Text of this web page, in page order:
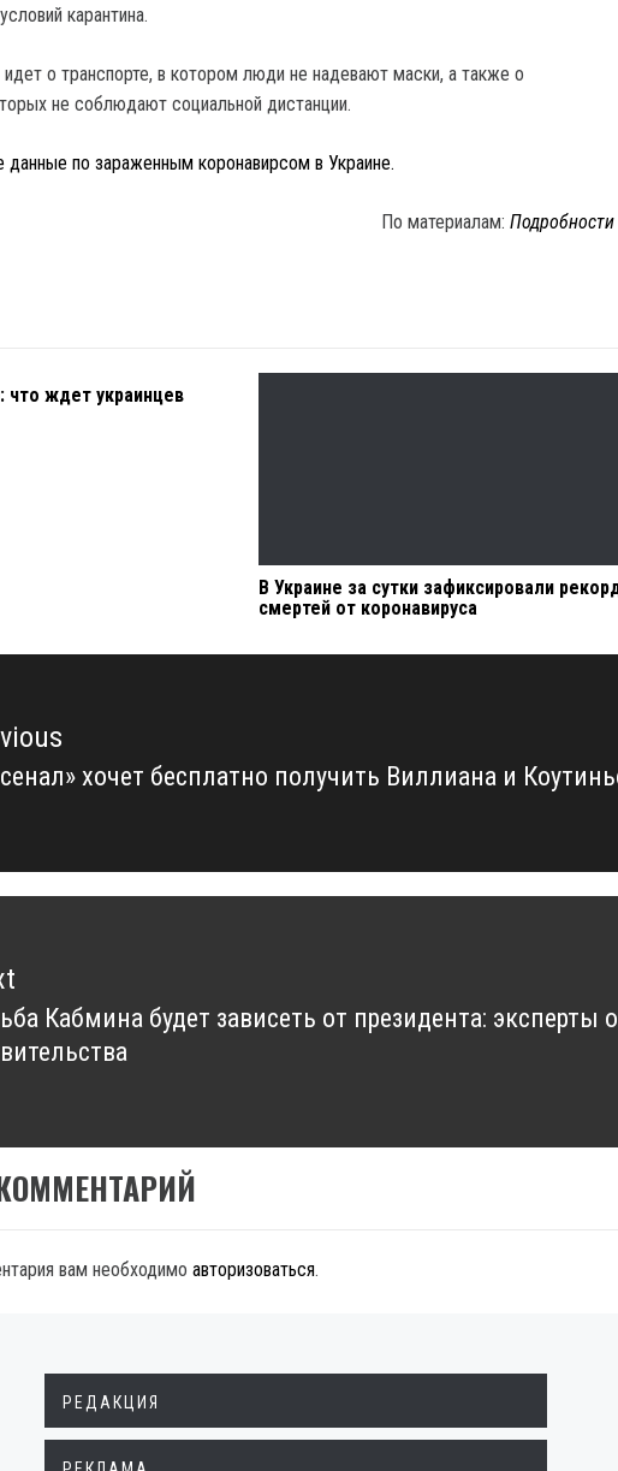
карантина.
о транспорте, в котором люди не надевают маски, а также о
не соблюдают социальной дистанции.
данные по зараженным коронавирсом в Украине.
По материалам:Подробности
что ждет украинцев
В Украине за сутки зафиксировали
смертей от коронавируса
хочет бесплатно получить Виллиана и
Кабмина будет зависеть от президента:
вам необходимо авторизоваться.
РЕДАКЦИЯ